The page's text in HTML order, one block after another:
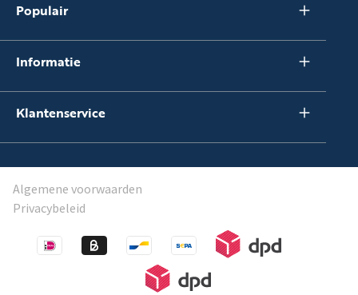
Populair
Informatie
Klantenservice
Algemene voorwaarden
Privacybeleid